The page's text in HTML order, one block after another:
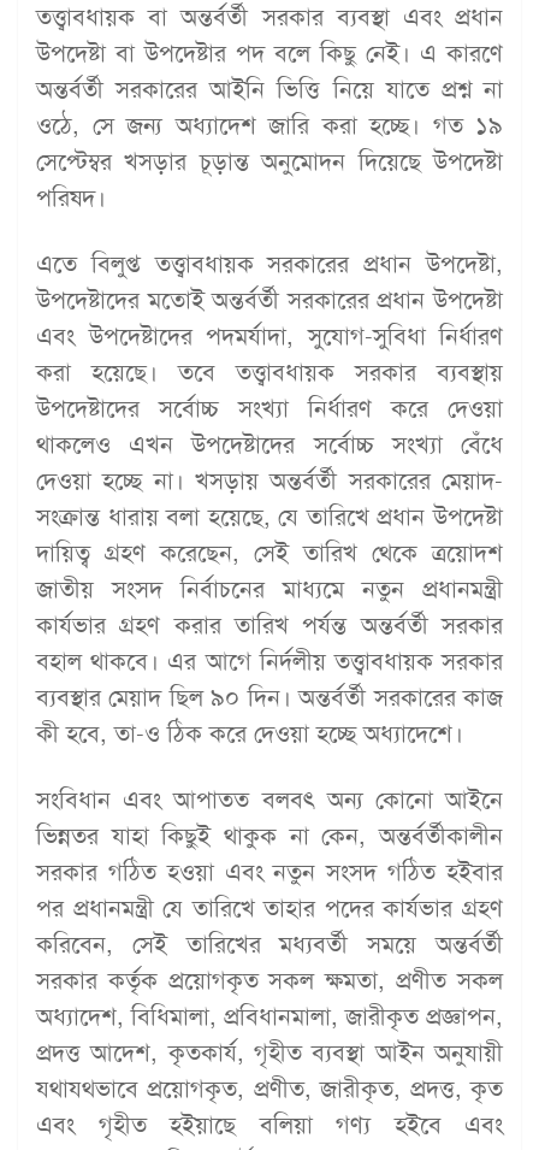
তত্ত্বাবধায়ক বা অন্তর্বর্তী সরকার ব্যবস্থা এবং প্রধান
উপদেষ্টা বা উপদেষ্টার পদ বলে কিছু নেই। এ কারণে
অন্তর্বর্তী সরকারের আইনি ভিত্তি নিয়ে যাতে প্রশ্ন না
ওঠে, সে জন্য অধ্যাদেশ জারি করা হচ্ছে। গত ১৯
সেপ্টেম্বর খসড়ার চূড়ান্ত অনুমোদন দিয়েছে উপদেষ্টা
পরিষদ।
এতে বিলুপ্ত তত্ত্বাবধায়ক সরকারের প্রধান উপদেষ্টা,
উপদেষ্টাদের মতোই অন্তর্বর্তী সরকারের প্রধান উপদেষ্টা
এবং উপদেষ্টাদের পদমর্যাদা, সুযোগ-সুবিধা নির্ধারণ
করা হয়েছে। তবে তত্ত্বাবধায়ক সরকার ব্যবস্থায়
উপদেষ্টাদের সর্বোচ্চ সংখ্যা নির্ধারণ করে দেওয়া
থাকলেও এখন উপদেষ্টাদের সর্বোচ্চ সংখ্যা বেঁধে
দেওয়া হচ্ছে না। খসড়ায় অন্তর্বর্তী সরকারের মেয়াদ-
সংক্রান্ত ধারায় বলা হয়েছে, যে তারিখে প্রধান উপদেষ্টা
দায়িত্ব গ্রহণ করেছেন, সেই তারিখ থেকে ত্রয়োদশ
জাতীয় সংসদ নির্বাচনের মাধ্যমে নতুন প্রধানমন্ত্রী
কার্যভার গ্রহণ করার তারিখ পর্যন্ত অন্তর্বর্তী সরকার
বহাল থাকবে। এর আগে নির্দলীয় তত্ত্বাবধায়ক সরকার
ব্যবস্থার মেয়াদ ছিল ৯০ দিন। অন্তর্বর্তী সরকারের কাজ
কী হবে, তা-ও ঠিক করে দেওয়া হচ্ছে অধ্যাদেশে।
সংবিধান এবং আপাতত বলবৎ অন্য কোনো আইনে
ভিন্নতর যাহা কিছুই থাকুক না কেন, অন্তর্বর্তীকালীন
সরকার গঠিত হওয়া এবং নতুন সংসদ গঠিত হইবার
পর প্রধানমন্ত্রী যে তারিখে তাহার পদের কার্যভার গ্রহণ
করিবেন, সেই তারিখের মধ্যবর্তী সময়ে অন্তর্বর্তী
সরকার কর্তৃক প্রয়োগকৃত সকল ক্ষমতা, প্রণীত সকল
অধ্যাদেশ, বিধিমালা, প্রবিধানমালা, জারীকৃত প্রজ্ঞাপন,
প্রদত্ত আদেশ, কৃতকার্য, গৃহীত ব্যবস্থা আইন অনুযায়ী
যথাযথভাবে প্রয়োগকৃত, প্রণীত, জারীকৃত, প্রদত্ত, কৃত
এবং গৃহীত হইয়াছে বলিয়া গণ্য হইবে এবং